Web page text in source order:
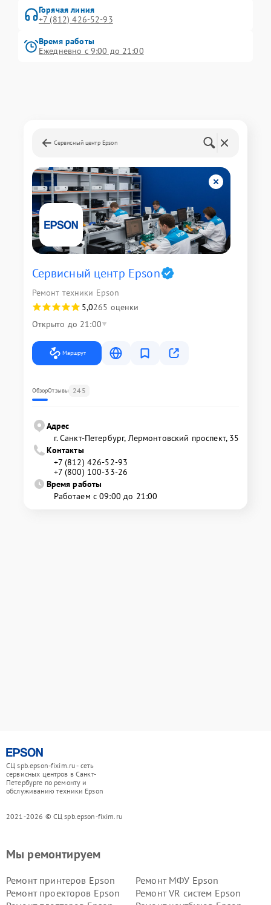
Горячая линия
+7 (812) 426-52-93
Время работы
Ежедневно с 9:00 до 21:00
Сервисный центр Epson
Сервисный центр Epson
Ремонт техники Epson
5,0265 оценки
Открыто до 21:00
Маршрут
ОбзорОтзывы 245
Адрес
г. Санкт-Петербург, Лермонтовский проспект, 35
Контакты
+7 (812) 426-52-93
+7 (800) 100-33-26
Время работы
Работаем с 09:00 до 21:00
СЦ spb.epson-fixim.ru - сеть
сервисных центров в Санкт-
Петербурге по ремонту и
обслуживанию техники Epson
2021-2026 © СЦ spb.epson-fixim.ru
Мы ремонтируем
Ремонт принтеров Epson
Ремонт МФУ Epson
Ремонт проекторов Epson
Ремонт VR систем Epson